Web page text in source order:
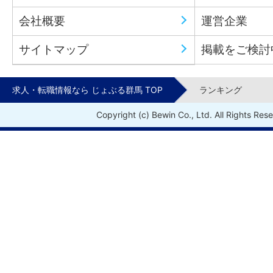
会社概要 運営企業
サイトマップ 掲載をご検
求人・転職情報なら じょぶる群馬 TOP ランキング
Copyright (c) Bewin Co., Ltd. All Rights